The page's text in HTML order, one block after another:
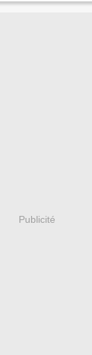
Publicité